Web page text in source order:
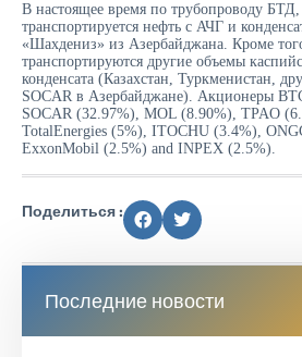
В настоящее время по трубопроводу
транспортируется нефть с АЧГ и
«Шахдениз» из Азербайджана. Кроме
транспортируются другие объемы
конденсата (Казахстан, Туркменистан,
SOCAR в Азербайджане). Акционеры
SOCAR (32.97%), MOL (8.90%), TPAO
TotalEnergies (5%), ITOCHU (3.4%),
ExxonMobil (2.5%) and INPEX (2.5%).
Поделиться :
Последние новости